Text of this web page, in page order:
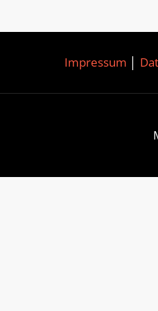
Impressum